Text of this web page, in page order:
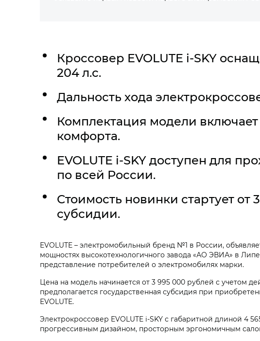
Кроссовер EVOLUTE i‑SKY
204 л.с.
Дальность хода
Комплектация модели
комфорта.
EVOLUTE i‑SKY доступен для
по всей России.
Стоимость новинки стартует от
субсидии.
EVOLUTE – электромобильный бренд №1 в России,
мощностях высокотехнологичного завода «АО ЭВИА» в
представление потребителей о электромобилях марки.
Цена на модель начинается от 3 995 000 рублей с учетом
предполагается государственная субсидия при
EVOLUTE.
Электрокроссовер EVOLUTE i‑SKY с габаритной длиной 4
прогрессивным дизайном, просторным эргономичным